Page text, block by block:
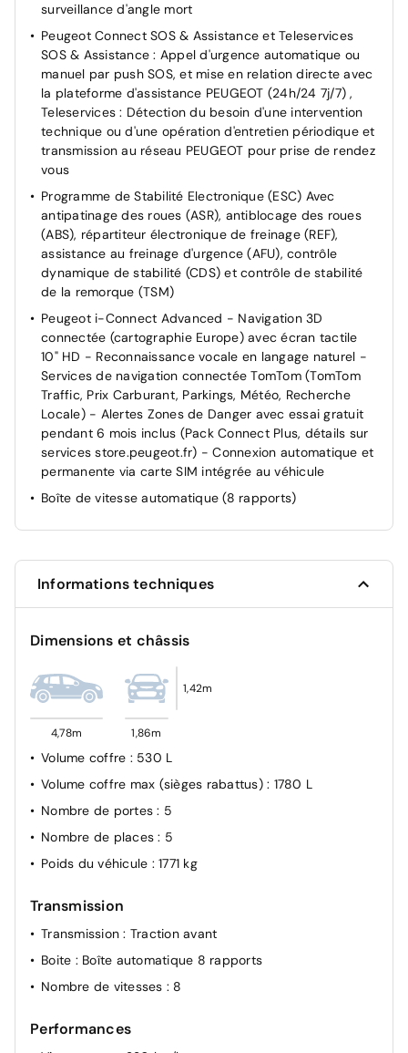
Rétroviseur intérieur électrochrome
Rétroviseurs extérieurs électriques et dégivrants,
rabattables électriquement avec éclairage d'accueil à
LED, témoins de surveillance d'angles morts
Sécurité enfants des vitres AR
Trappe de recharge électrique rétroéclairée avec
indicateur d'état de charge
Verrouillage automatique de tous les ouvrants en
roulant
ABS
Contrôle de traction
ESP
12 volts, flacon de produit de colmatage, anneau de
remorquage, cales pour frein de stationnement
électrique
Vitres électriques AV
surveillance d'angle mort
Peugeot Connect SOS & Assistance et Teleservices
SOS & Assistance : Appel d'urgence automatique ou
manuel par push SOS, et mise en relation directe avec
la plateforme d'assistance PEUGEOT (24h/24 7j/7) ,
Teleservices : Détection du besoin d'une intervention
technique ou d'une opération d'entretien périodique et
transmission au réseau PEUGEOT pour prise de rendez
vous
Programme de Stabilité Electronique (ESC) Avec
antipatinage des roues (ASR), antiblocage des roues
(ABS), répartiteur électronique de freinage (REF),
assistance au freinage d'urgence (AFU), contrôle
dynamique de stabilité (CDS) et contrôle de stabilité
de la remorque (TSM)
Peugeot i-Connect Advanced - Navigation 3D
connectée (cartographie Europe) avec écran tactile
10" HD - Reconnaissance vocale en langage naturel -
Services de navigation connectée TomTom (TomTom
Traffic, Prix Carburant, Parkings, Météo, Recherche
Locale) - Alertes Zones de Danger avec essai gratuit
pendant 6 mois inclus (Pack Connect Plus, détails sur
services store.peugeot.fr) - Connexion automatique et
permanente via carte SIM intégrée au véhicule
Boîte de vitesse automatique (8 rapports)
Informations techniques
Dimensions et châssis
4,78m 1,86m
1,42m
Volume coffre : 530 L
Volume coffre max (sièges rabattus) : 1780 L
Nombre de portes: 5
Nombre de places: 5
Poids du véhicule : 1771 kg
Transmission
Transmission: Traction avant
Boite : Boîte automatique 8 rapports
Nombre de vitesses : 8
Performances